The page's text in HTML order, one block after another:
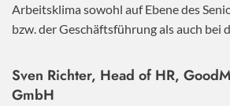
Arbeitsklima sowohl auf Ebene des
bzw. der Geschäftsführung als auch bei
Sven Richter, Head of HR,
GmbH